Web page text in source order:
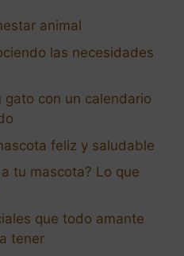
animal
las necesidades
con un calendario
feliz y saludable
tu mascota? Lo que
que todo amante
tener